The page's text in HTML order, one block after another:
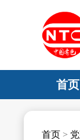
首页
首页 >